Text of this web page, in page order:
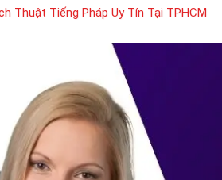
Thuật Tiếng Pháp Uy Tín Tại TPHCM